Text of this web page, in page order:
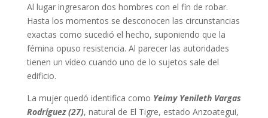
Al lugar ingresaron dos hombres con el fin de robar.
Hasta los momentos se desconocen las circunstancias
exactas como sucedió el hecho, suponiendo que la
fémina opuso resistencia. Al parecer las autoridades
tienen un vídeo cuando uno de lo sujetos sale del
edificio.
La mujer quedó identifica como Yeimy Yenileth Vargas
Rodríguez (27), natural de El Tigre, estado Anzoategui,